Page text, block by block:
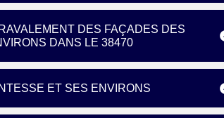
DES FAÇADES DES
DANS LE 38470
ET SES ENVIRONS